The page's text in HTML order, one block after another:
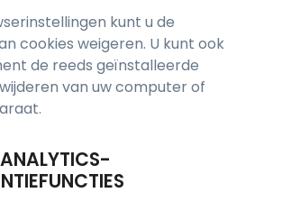
kunt u de
cookies weigeren. U kunt ook
de reeds geïnstalleerde
van uw computer of